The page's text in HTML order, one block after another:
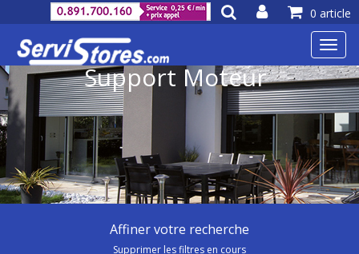
0 article
Support Moteur
Affiner votre recherche
Supprimer les filtres en cours